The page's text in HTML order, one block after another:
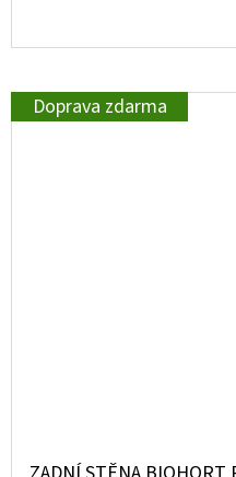
Doprava zdarma